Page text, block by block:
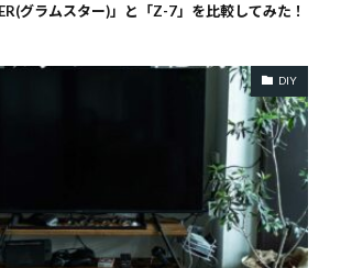
グラムスター)」と「Z-7」を比較してみた！
DIY